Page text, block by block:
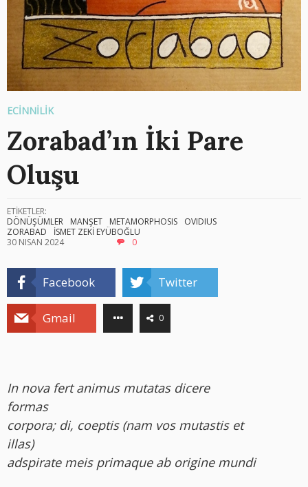
ECİNNİLİK
Zorabad’ın İki Pare
Oluşu
ETİKETLER:
DÖNÜŞÜMLER
MANŞET METAMORPHOSIS
OVIDIUS
ZORABAD
İSMET ZEKİ EYÜBOĞLU
30 NISAN 2024
0
Facebook Twitter
Gmail 0
In nova fert animus mutatas dicere
formas
corpora; di, coeptis (nam vos mutastis et
illas)
adspirate meis primaque ab origine mundi